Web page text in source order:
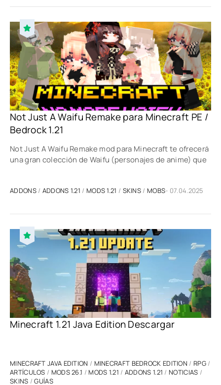
Not Just A Waifu Remake para Minecraft PE /
Bedrock 1.21
Not Just A Waifu Remake mod para Minecraft te ofrecerá
una gran colección de Waifu (personajes de anime) que
ADDONS/ ADDONS 1.21 / MODS 1.21 / SKINS / MOBS- 07.04.2025
Minecraft 1.21 Java Edition Descargar
MINECRAFT JAVA EDITION / MINECRAFT BEDROCK EDITION / RPG/
ARTÍCULOS / MODS 26.1 / MODS 1.21 / ADDONS 1.21 / NOTICIAS /
SKINS /GUÍAS